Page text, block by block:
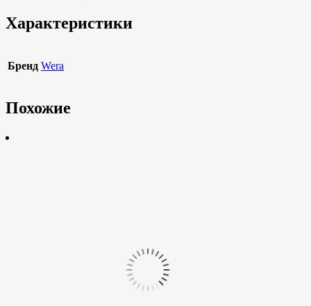
Характеристики
Бренд Wera
Похожие